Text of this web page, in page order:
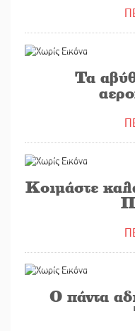
Τα
Κοιμάστε
Ο πάντα